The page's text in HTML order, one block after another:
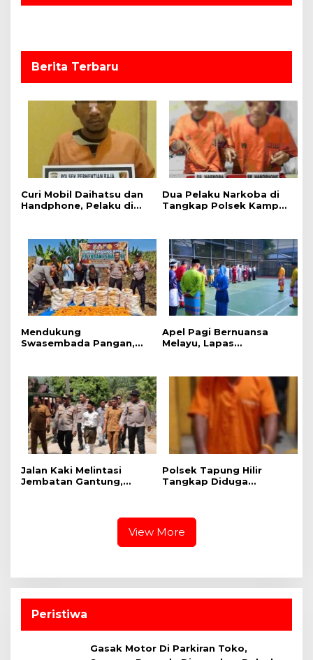
s
Berita Terbaru
Curi Mobil Daihatsu dan
Handphone, Pelaku di
Dua Pelaku Narkoba di
Tangkap Polsek Kampar
Mendukung
Swasembada Pangan,
Lahan PT Yutani Suadiri
Apel Pagi Bernuansa
Melayu, Lapas
Sambut HUT RI dan HUT
Provinsi Riau
Jalan Kaki Melintasi
Jembatan Gantung,
Polsek Tapung Hilir
Tangkap Diduga
View More
Peristiwa
Gasak Motor Di Parkiran Toko,